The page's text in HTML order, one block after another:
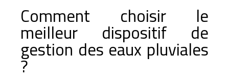
Comment choisir le
meilleur dispositif de
gestion des eaux pluviales
?